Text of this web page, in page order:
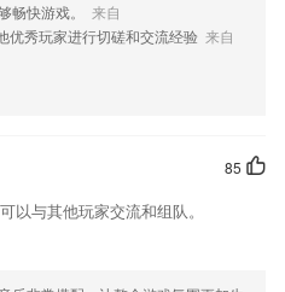
,富含便捷的配音功能,轻松配出自己
电商数据等多样化互联网数据尺采
源发现技术，分布式数据采集集群和
木齐的好帮手，在线为你提供导航服
势
畅快游戏。
来自
优秀玩家进行切磋和交流经验 来自
85
以与其他玩家交流和组队。